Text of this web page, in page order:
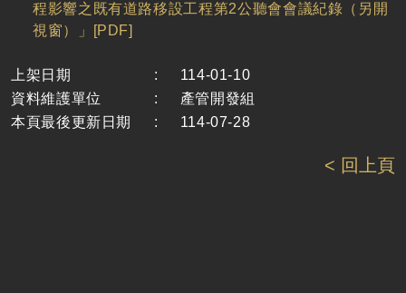
程影響之既有道路移設工程第2公聽會會議紀錄（另開
視窗）」[PDF]
上架日期 :
114-01-10
資料維護單位
:
產管開發組
本頁最後更新日期
: 114-07-28
< 回上頁